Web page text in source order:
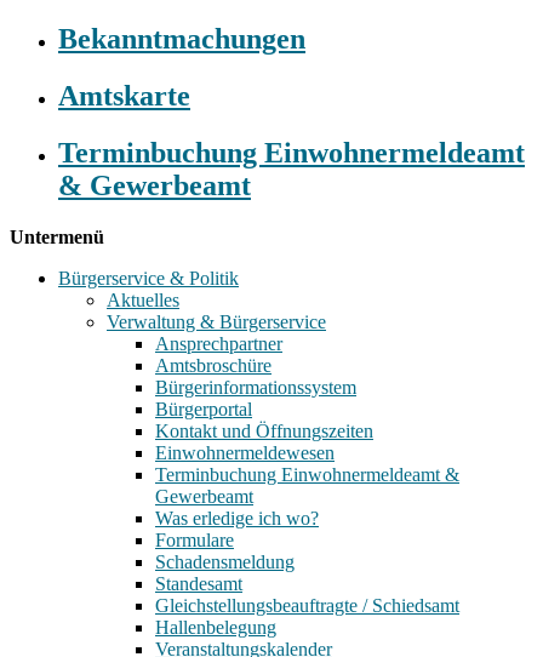
Bekanntmachungen
Amtskarte
Terminbuchung Einwohnermeldeamt
& Gewerbeamt
Untermenü
Bürgerservice & Politik
Aktuelles
Verwaltung & Bürgerservice
Ansprechpartner
Amtsbroschüre
Bürgerinformationssystem
Bürgerportal
Kontakt und Öffnungszeiten
Einwohnermeldewesen
Terminbuchung Einwohnermeldeamt &
Gewerbeamt
Was erledige ich wo?
Formulare
Schadensmeldung
Standesamt
Gleichstellungsbeauftragte / Schiedsamt
Hallenbelegung
Veranstaltungskalender